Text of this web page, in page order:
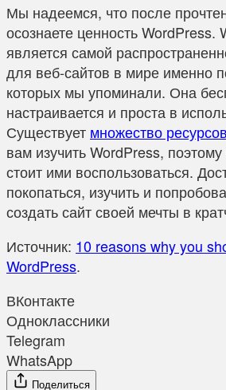
Мы надеемся, что после
осознаете ценность WordPress.
является самой
для веб-сайтов в мире именно
которых мы упоминали. Она
настраивается и проста в
Существует множество ресурсов
вам изучить WordPress,
стоит ими воспользоваться.
покопаться, изучить и
создать сайт своей мечты в
Источник: 10 reasons why you
WordPress.
ВКонтакте
Одноклассники
Telegram
WhatsApp
Поделиться